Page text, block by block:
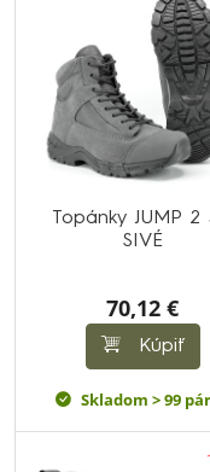
Topánky JUMP 2
SIVÉ
70,12 €
Kúpiť
Skladom > 99